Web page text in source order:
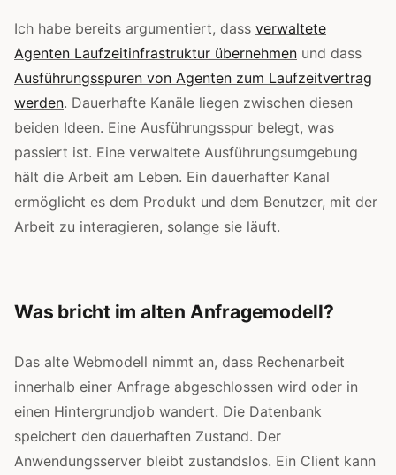
Ich habe bereits argumentiert, dass verwaltete
Agenten Laufzeitinfrastruktur übernehmen und dass
Ausführungsspuren von Agenten zum Laufzeitvertrag
werden. Dauerhafte Kanäle liegen zwischen diesen
beiden Ideen. Eine Ausführungsspur belegt, was
passiert ist. Eine verwaltete Ausführungsumgebung
hält die Arbeit am Leben. Ein dauerhafter Kanal
ermöglicht es dem Produkt und dem Benutzer, mit der
Arbeit zu interagieren, solange sie läuft.
Was bricht im alten Anfragemodell?
Das alte Webmodell nimmt an, dass Rechenarbeit
innerhalb einer Anfrage abgeschlossen wird oder in
einen Hintergrundjob wandert. Die Datenbank
speichert den dauerhaften Zustand. Der
Anwendungsserver bleibt zustandslos. Ein Client kann